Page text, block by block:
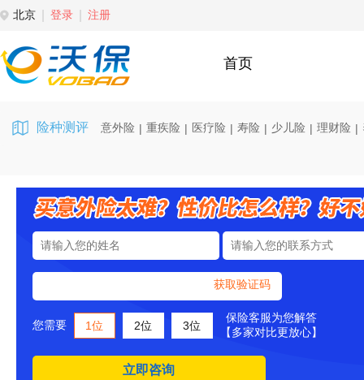
北京 登录 注册
首页
险种测评 意外险 | 重疾险 | 医疗险 | 寿险 | 少儿险 | 理财险 |
获取验证码
您需要 1位 2位 3位
保险客服为您解答
【多家对比更放心】
立即咨询